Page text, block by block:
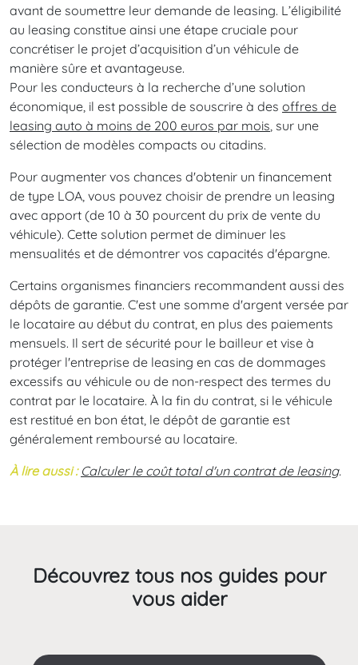
avant de soumettre leur demande de leasing. L’éligibilité
au leasing constitue ainsi une étape cruciale pour
concrétiser le projet d’acquisition d’un véhicule de
manière sûre et avantageuse.
Pour les conducteurs à la recherche d’une solution
économique, il est possible de souscrire à des offres de
leasing auto à moins de 200 euros par mois, sur une
sélection de modèles compacts ou citadins.
Pour augmenter vos chances d'obtenir un financement
de type LOA, vous pouvez choisir de prendre un leasing
avec apport (de 10 à 30 pourcent du prix de vente du
véhicule). Cette solution permet de diminuer les
mensualités et de démontrer vos capacités d'épargne.
Certains organismes financiers recommandent aussi des
dépôts de garantie. C'est une somme d'argent versée par
le locataire au début du contrat, en plus des paiements
mensuels. Il sert de sécurité pour le bailleur et vise à
protéger l'entreprise de leasing en cas de dommages
excessifs au véhicule ou de non-respect des termes du
contrat par le locataire. À la fin du contrat, si le véhicule
est restitué en bon état, le dépôt de garantie est
généralement remboursé au locataire.
À lire aussi : Calculer le coût total d'un contrat de leasing.
Découvrez tous nos guides pour
vous aider